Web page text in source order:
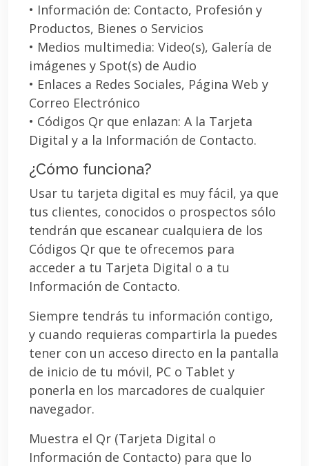
• Información de: Contacto, Profesión y
Productos, Bienes o Servicios
• Medios multimedia: Video(s), Galería de
imágenes y Spot(s) de Audio
• Enlaces a Redes Sociales, Página Web y
Correo Electrónico
• Códigos Qr que enlazan: A la Tarjeta
Digital y a la Información de Contacto.
¿Cómo funciona?
Usar tu tarjeta digital es muy fácil, ya que
tus clientes, conocidos o prospectos sólo
tendrán que escanear cualquiera de los
Códigos Qr que te ofrecemos para
acceder a tu Tarjeta Digital o a tu
Información de Contacto.
Siempre tendrás tu información contigo,
y cuando requieras compartirla la puedes
tener con un acceso directo en la pantalla
de inicio de tu móvil, PC o Tablet y
ponerla en los marcadores de cualquier
navegador.
Muestra el Qr (Tarjeta Digital o
Información de Contacto) para que lo